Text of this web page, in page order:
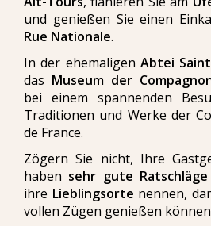
und genießen Sie einen
Rue Nationale.
In der ehemaligen Abtei
das Museum der
bei einem spannenden
Traditionen und Werke der
de France.
Zögern Sie nicht, Ihre
haben sehr gute Ratschläge
ihre Lieblingsorte nennen,
vollen Zügen genießen